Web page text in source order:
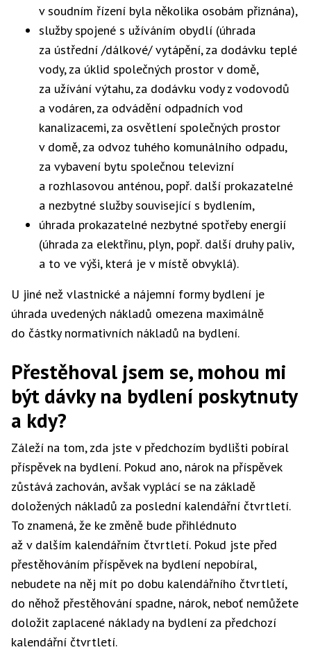
v soudním řízení byla několika osobám přiznána),
služby spojené s užíváním obydlí (úhrada
za ústřední /dálkové/ vytápění, za dodávku teplé
vody, za úklid společných prostor v domě,
za užívání výtahu, za dodávku vody z vodovodů
a vodáren, za odvádění odpadních vod
kanalizacemi, za osvětlení společných prostor
v domě, za odvoz tuhého komunálního odpadu,
za vybavení bytu společnou televizní
a rozhlasovou anténou, popř. další prokazatelné
a nezbytné služby související s bydlením,
úhrada prokazatelné nezbytné spotřeby energií
(úhrada za elektřinu, plyn, popř. další druhy paliv,
a to ve výši, která je v místě obvyklá).
U jiné než vlastnické a nájemní formy bydlení je
úhrada uvedených nákladů omezena maximálně
do částky normativních nákladů na bydlení.
Přestěhoval jsem se, mohou mi
být dávky na bydlení poskytnuty
a kdy?
Záleží na tom, zda jste v předchozím bydlišti pobíral
příspěvek na bydlení. Pokud ano, nárok na příspěvek
zůstává zachován, avšak vyplácí se na základě
doložených nákladů za poslední kalendářní čtvrtletí.
To znamená, že ke změně bude přihlédnuto
až v dalším kalendářním čtvrtletí. Pokud jste před
přestěhováním příspěvek na bydlení nepobíral,
nebudete na něj mít po dobu kalendářního čtvrtletí,
do něhož přestěhování spadne, nárok, neboť nemůžete
doložit zaplacené náklady na bydlení za předchozí
kalendářní čtvrtletí.